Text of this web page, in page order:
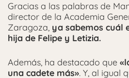
Gracias a las palabras de
director de la Academia
Zaragoza, ya sabemos cuál
hija de Felipe y Letizia.
Además, ha destacado que
una cadete más». Y, al igual